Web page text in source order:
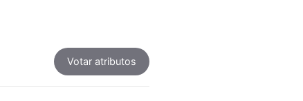
Votar atributos